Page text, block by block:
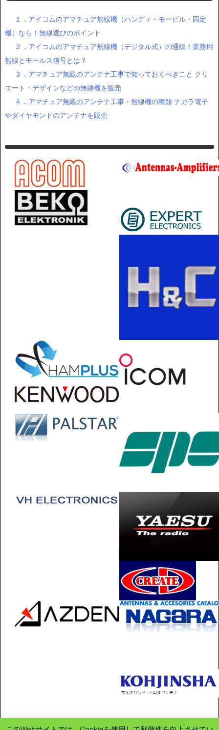
１．アイコムのアマチュア無線機（ハンディ・モービル・固定
機）なら！無線選びのポイント
２．アイコムのアマチュア無線機（デジタル式）の通販！業務用
無線とモールス信号とは？
３．アマチュア無線のアンテナ工事で知っておくべきこと クリ
エート・デザインなどの無線機を販売
４．アマチュア無線のアンテナ工事・無線機の種類 ナガラ電子
やダイヤモンドのアンテナを販売